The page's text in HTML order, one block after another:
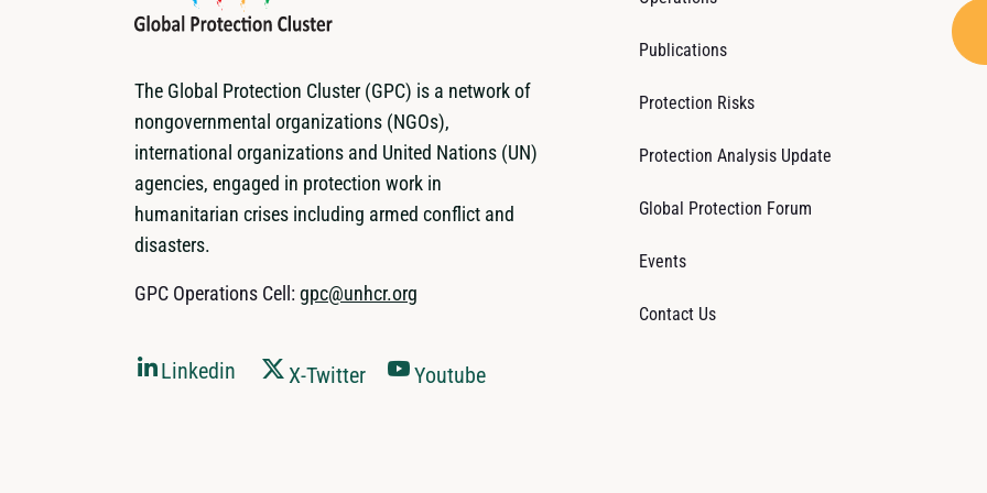
The Global Protection Cluster (GPC) is a network of
nongovernmental organizations (NGOs),
international organizations and United Nations (UN)
agencies, engaged in protection work in
humanitarian crises including armed conflict and
disasters.
GPC Operations Cell: gpc@unhcr.org
Linkedin X-Twitter Youtube
Publications
Protection Risks
Protection Analysis Update
Global Protection Forum
Events
Contact Us